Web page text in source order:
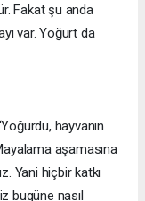
Fakat şu anda
var. Yoğurt da
hayvanın
aşamasına
Yani hiçbir katkı
bugüne nasıl